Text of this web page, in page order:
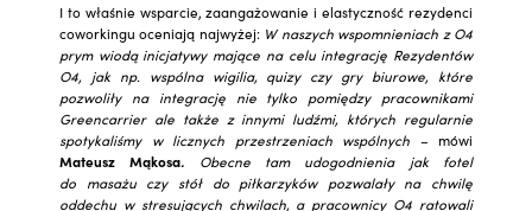
I to właśnie wsparcie, zaangażowanie i elastyczność rezydenci
coworkingu oceniają najwyżej: W naszych wspomnieniach z O4
prym wiodą inicjatywy mające na celu integrację Rezydentów
O4, jak np. wspólna wigilia, quizy czy gry biurowe, które
pozwoliły na integrację nie tylko pomiędzy pracownikami
Greencarrier ale także z innymi ludźmi, których regularnie
spotykaliśmy w licznych przestrzeniach wspólnych – mówi
Mateusz Mąkosa. Obecne tam udogodnienia jak fotel
do masażu czy stół do piłkarzyków pozwalały na chwilę
oddechu w stresujących chwilach, a pracownicy O4 ratowali